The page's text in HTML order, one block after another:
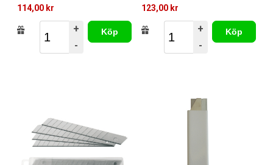
114,00 kr
+
-
Köp
123,00 kr
+
-
Köp